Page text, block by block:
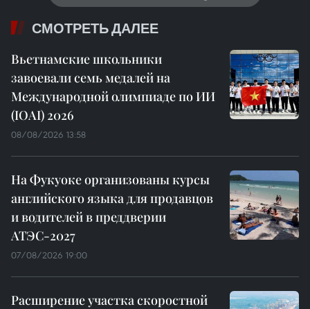
СМОТРЕТЬ ДАЛЕЕ
Вьетнамские школьники
завоевали семь медалей на
Международной олимпиаде по ИИ
(IOAI) 2026
08/08/2026 13:58
На Фукуоке организованы курсы
английского языка для продавцов
и водителей в преддверии
АТЭС-2027
07/08/2026 19:00
Расширение участка скоростной